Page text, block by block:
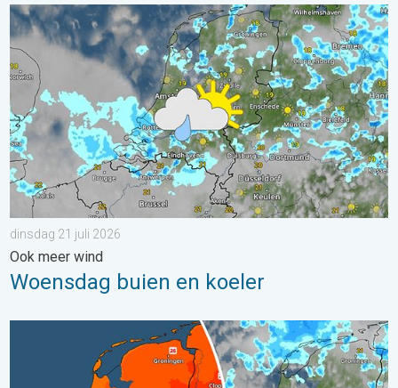
Woensdag buien en koeler. Ook meer wind. . . dinsdag 21 juli
dinsdag 21 juli 2026
Ook meer wind
Woensdag buien en koeler
Zomerse zaterdag, buiige zondag. Weekendweer. . . vrijdag